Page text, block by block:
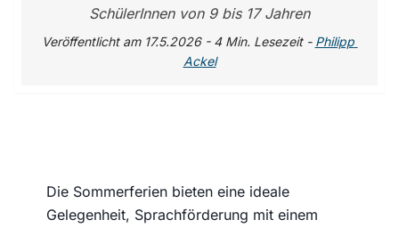
SchülerInnen von 9 bis 17 Jahren
Veröffentlicht am 17.5.2026 - 4 Min. Lesezeit - Philipp
Ackel
Die Sommerferien bieten eine ideale
Gelegenheit, Sprachförderung mit einem